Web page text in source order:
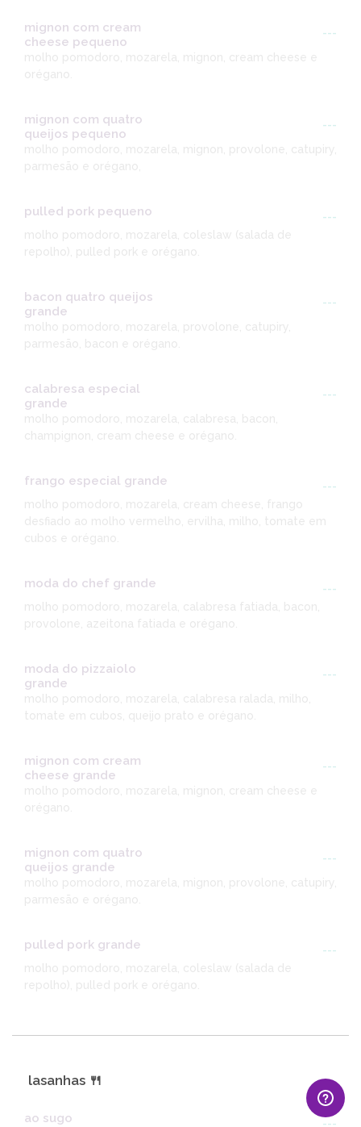
mignon com cream
cheese pequeno
---
molho pomodoro, mozarela, mignon, cream cheese e
mignon com quatro
queijos pequeno
---
molho pomodoro, mozarela, mignon, provolone, catupiry,
pulled pork pequeno
---
molho pomodoro, mozarela, coleslaw (salada de
repolho), pulled pork e orégano.
bacon quatro queijos
grande
---
molho pomodoro, mozarela, provolone, catupiry,
parmesão, bacon e orégano.
calabresa especial
grande
---
molho pomodoro, mozarela, calabresa, bacon,
champignon, cream cheese e orégano.
frango especial grande
---
molho pomodoro, mozarela, cream cheese, frango
cubos e orégano.
moda do chef grande
---
molho pomodoro, mozarela, calabresa fatiada, bacon,
moda do pizzaiolo
grande
---
molho pomodoro, mozarela, calabresa ralada, milho,
tomate em cubos, queijo prato e orégano.
mignon com cream
cheese grande
---
molho pomodoro, mozarela, mignon, cream cheese e
mignon com quatro
queijos grande
---
molho pomodoro, mozarela, mignon, provolone, catupiry,
pulled pork grande
---
molho pomodoro, mozarela, coleslaw (salada de
repolho), pulled pork e orégano.
lasanhas 🍴
ao sugo ---